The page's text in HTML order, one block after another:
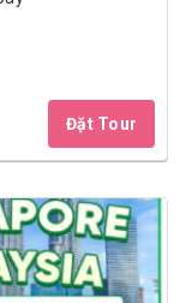
Đặt Tour